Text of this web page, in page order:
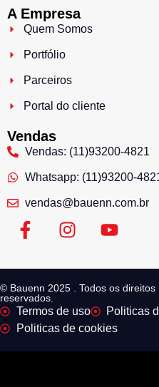
A Empresa
Quem Somos
Portfólio
Parceiros
Portal do cliente
Vendas
Vendas: (11)93200-4821
Whatsapp: (11)93200-
vendas@bauenn.com.br
© Bauenn 2025 . Todos os direitos
reservados.
Termos de uso
Politicas
Politicas de cookies